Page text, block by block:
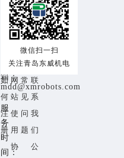
咨
询
热
线：
18153259353
邮
箱：
mdd@xmrobots.com
服
务
时
间：
交
易
程
如
何
注
册
注
册
知
网
站
使
用
协
帮
助
中
心
常
见
问
题
关
于
我
们
联
系
我
们
公
微信扫一扫
关注青岛东威机电